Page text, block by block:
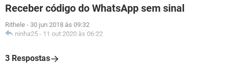
Receber código do WhatsApp sem sinal
Rithele - 30 jun 2018 às 09:32
ninha25 - 11 out 2020 às 06:22
3 Respostas